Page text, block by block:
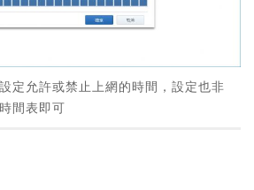
定允許或禁止上網的時間，設定也非
間表即可